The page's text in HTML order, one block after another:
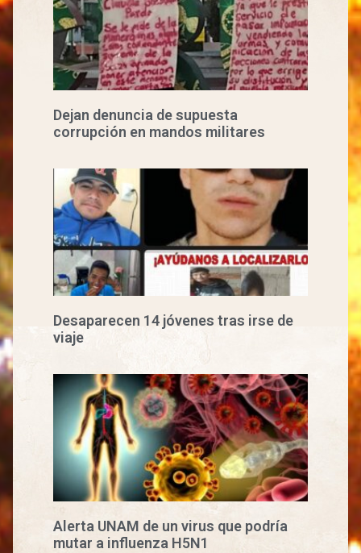
Dejan denuncia de supuesta
corrupción en mandos militares
Desaparecen 14 jóvenes tras irse de
viaje
Alerta UNAM de un virus que podría
mutar a influenza H5N1